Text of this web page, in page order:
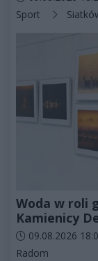
Kategorie
Sport
Woda w roli
Kamienicy
Data dodania
09.08.2026
Kategorie artykułu:
Radom